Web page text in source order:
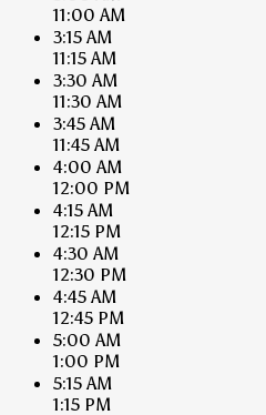
11:00 AM
3:15 AM
11:15 AM
3:30 AM
11:30 AM
3:45 AM
11:45 AM
4:00 AM
12:00 PM
4:15 AM
12:15 PM
4:30 AM
12:30 PM
4:45 AM
12:45 PM
5:00 AM
1:00 PM
5:15 AM
1:15 PM